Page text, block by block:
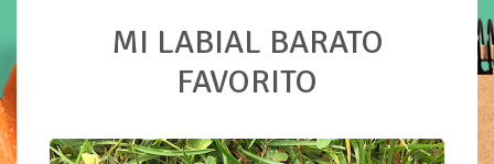
MI LABIAL BARATO
FAVORITO